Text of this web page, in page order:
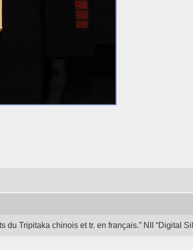
Tripitaka chinois et tr. en français.” NII “Digital